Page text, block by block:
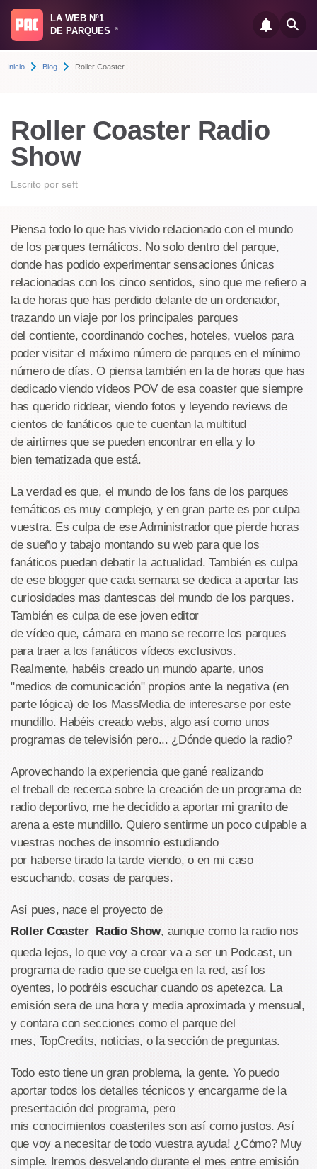
LA WEB Nº1
DE PARQUES
®
Inicio Blog Roller Coaster...
Roller Coaster Radio
Show
Escrito por seft
Piensa todo lo que has vivido relacionado con el mundo
de los parques temáticos. No solo dentro del parque,
donde has podido experimentar sensaciones únicas
relacionadas con los cinco sentidos, sino que me refiero a
la de horas que has perdido delante de un ordenador,
trazando un viaje por los principales parques
del contiente, coordinando coches, hoteles, vuelos para
poder visitar el máximo número de parques en el mínimo
número de días. O piensa también en la de horas que has
dedicado viendo vídeos POV de esa coaster que siempre
has querido riddear, viendo fotos y leyendo reviews de
cientos de fanáticos que te cuentan la multitud
de airtimes que se pueden encontrar en ella y lo
bien tematizada que está.
La verdad es que, el mundo de los fans de los parques
temáticos es muy complejo, y en gran parte es por culpa
vuestra. Es culpa de ese Administrador que pierde horas
de sueño y tabajo montando su web para que los
fanáticos puedan debatir la actualidad. También es culpa
de ese blogger que cada semana se dedica a aportar las
curiosidades mas dantescas del mundo de los parques.
También es culpa de ese joven editor
de vídeo que, cámara en mano se recorre los parques
para traer a los fanáticos vídeos exclusivos.
Realmente, habéis creado un mundo aparte, unos
"medios de comunicación" propios ante la negativa (en
parte lógica) de los MassMedia de interesarse por este
mundillo. Habéis creado webs, algo así como unos
programas de televisión pero... ¿Dónde quedo la radio?
Aprovechando la experiencia que gané realizando
el treball de recerca sobre la creación de un programa de
radio deportivo, me he decidido a aportar mi granito de
arena a este mundillo. Quiero sentirme un poco culpable a
vuestras noches de insomnio estudiando
por haberse tirado la tarde viendo, o en mi caso
escuchando, cosas de parques.
Así pues, nace el proyecto de
Roller Coaster Radio Show, aunque como la radio nos
queda lejos, lo que voy a crear va a ser un Podcast, un
programa de radio que se cuelga en la red, así los
oyentes, lo podréis escuchar cuando os apetezca. La
emisión sera de una hora y media aproximada y mensual,
y contara con secciones como el parque del
mes, TopCredits, noticias, o la sección de preguntas.
Todo esto tiene un gran problema, la gente. Yo puedo
aportar todos los detalles técnicos y encargarme de la
presentación del programa, pero
mis conocimientos coasteriles son así como justos. Así
que voy a necesitar de todo vuestra ayuda! ¿Cómo? Muy
simple. Iremos desvelando durante el mes entre emisión